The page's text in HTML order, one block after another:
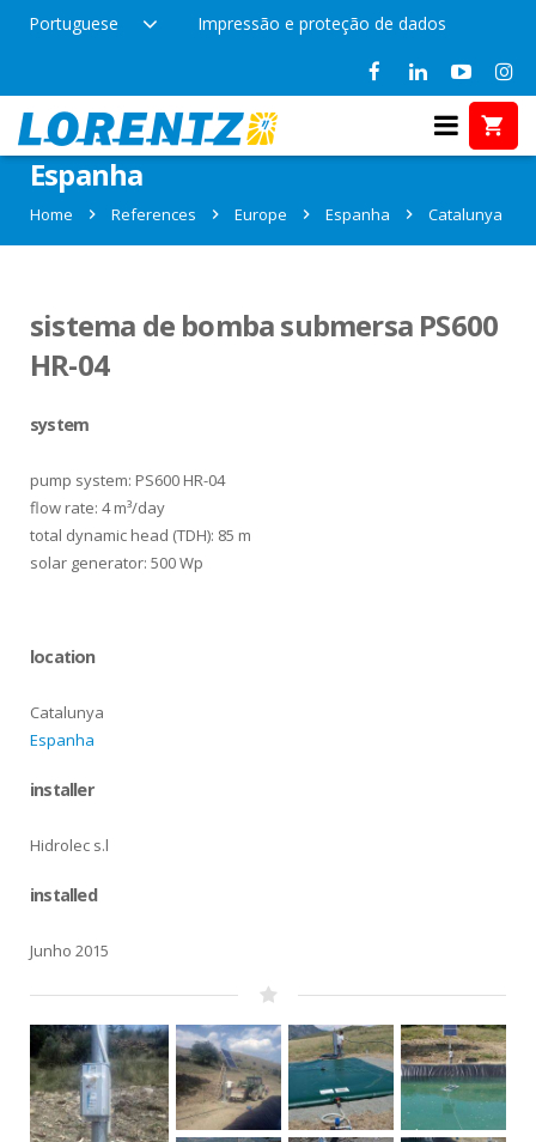
Portuguese Impressão e proteção de dados
References in Catalunya,
Espanha
Home References Europe Espanha Catalunya
sistema de bomba submersa PS600
HR-04
system
pump system: PS600 HR-04
flow rate: 4 m³/day
total dynamic head (TDH): 85 m
solar generator: 500 Wp
location
Catalunya
Espanha
installer
Hidrolec s.l
installed
Junho 2015